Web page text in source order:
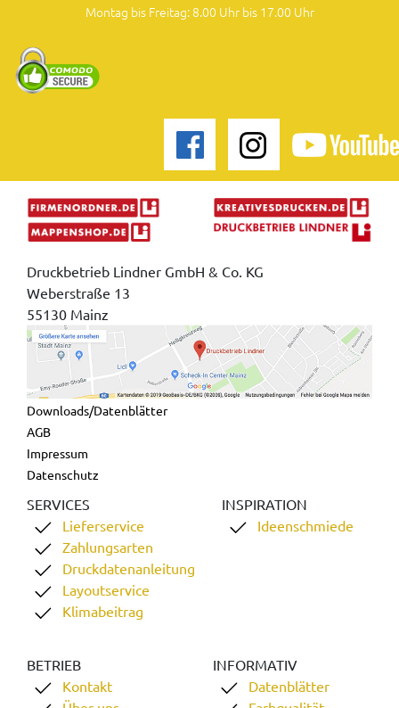
Montag bis Freitag: 8.00 Uhr bis 17.00 Uhr
Druckbetrieb Lindner GmbH & Co. KG
Weberstraße 13
55130 Mainz
Downloads/Datenblätter
AGB
Impressum
Datenschutz
SERVICES
Lieferservice
Zahlungsarten
Druckdatenanleitung
Layoutservice
Klimabeitrag
INSPIRATION
Ideenschmiede
BETRIEB
Kontakt
INFORMATIV
Datenblätter